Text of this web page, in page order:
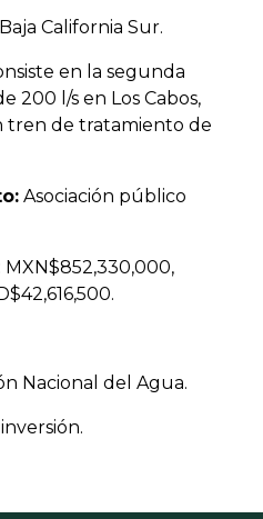
California Sur.
en la segunda
200 l/s en Los Cabos,
tren de tratamiento de
Asociación público
: MXN$852,330,000,
Nacional del Agua.